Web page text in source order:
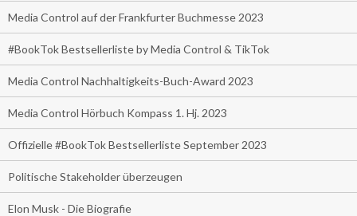
Media Control auf der Frankfurter Buchmesse 2023
#BookTok Bestsellerliste by Media Control & TikTok
Media Control Nachhaltigkeits-Buch-Award 2023
Media Control Hörbuch Kompass 1. Hj. 2023
Offizielle #BookTok Bestsellerliste September 2023
Politische Stakeholder überzeugen
Elon Musk - Die Biografie